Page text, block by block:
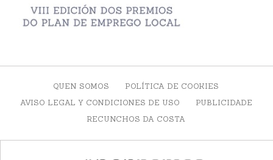
QUEN SOMOS
POLÍTICA DE COOKIES
AVISO LEGAL Y CONDICIONES DE USO
PUBLICIDADE
RECUNCHOS DA COSTA